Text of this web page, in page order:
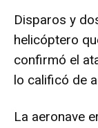
Disparos y
helicóptero
confirmó el
lo calificó de
La aeronave